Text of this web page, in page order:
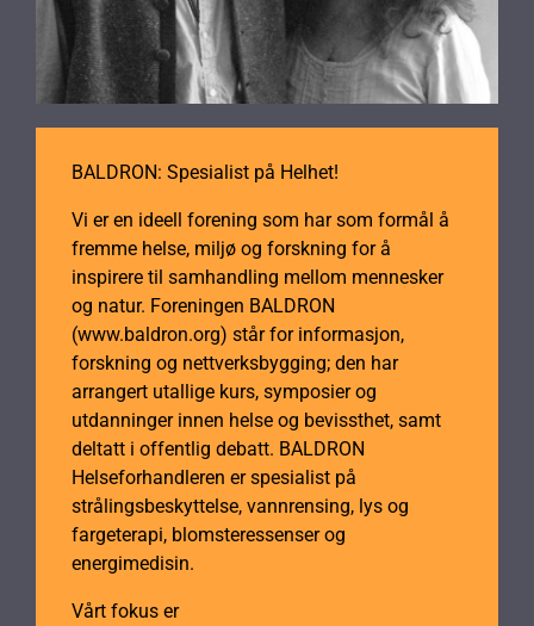
BALDRON: Spesialist på Helhet!
Vi er en ideell forening som har som formål å
fremme helse, miljø og forskning for å
inspirere til samhandling mellom mennesker
og natur. Foreningen BALDRON
(www.baldron.org) står for informasjon,
forskning og nettverksbygging; den har
arrangert utallige kurs, symposier og
utdanninger innen helse og bevissthet, samt
deltatt i offentlig debatt. BALDRON
Helseforhandleren er spesialist på
strålingsbeskyttelse, vannrensing, lys og
fargeterapi, blomsteressenser og
energimedisin.
Vårt fokus er